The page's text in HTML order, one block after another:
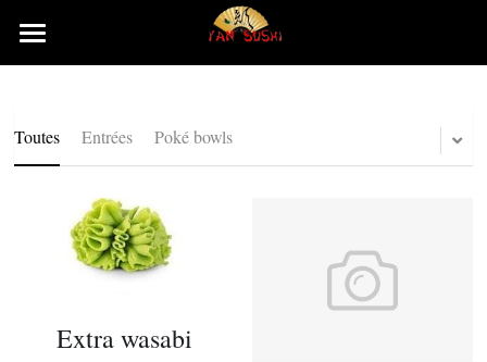
Accueil
Toutes Entrées Poké bowls
Extra wasabi
LES CATÉGORIES DE LA BOUTIQUE